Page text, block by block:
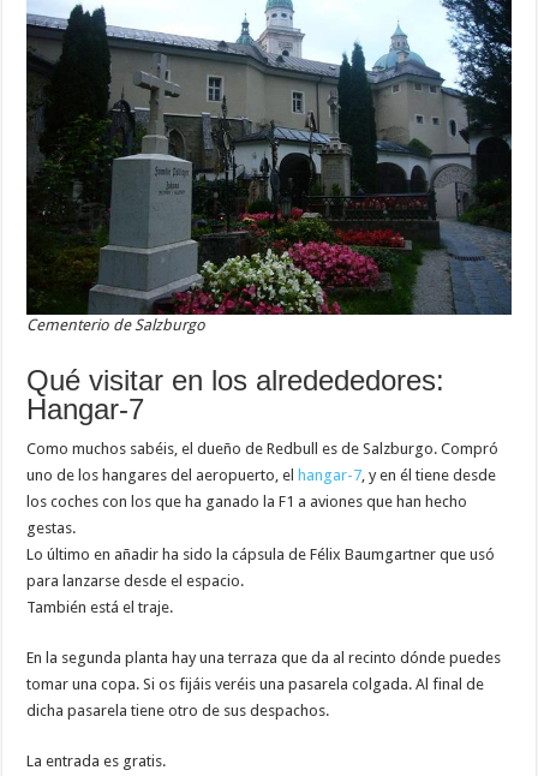
Cementerio de Salzburgo
Qué visitar en los alredededores:
Hangar-7
Como muchos sabéis, el dueño de Redbull es de Salzburgo. Compró
uno de los hangares del aeropuerto, el hangar-7, y en él tiene desde
los coches con los que ha ganado la F1 a aviones que han hecho
gestas.
Lo último en añadir ha sido la cápsula de Félix Baumgartner que usó
para lanzarse desde el espacio.
También está el traje.
En la segunda planta hay una terraza que da al recinto dónde puedes
tomar una copa. Si os fijáis veréis una pasarela colgada. Al final de
dicha pasarela tiene otro de sus despachos.
La entrada es gratis.